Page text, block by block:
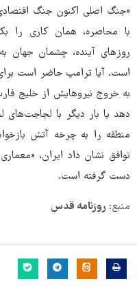
«جنگ اصلی اکنون جنگ
با محاصره، همان کاری را
روزهای آینده، چشمان جهان
است. آیا ترامپ حاضر است
به خروج نیروهایش از خلیج
دهد یا بار دیگر با لجاجت‌های
منطقه را به چرخه‌ آتش
توافق نشان داد ایران،
دست گرفته است.
منبع: روزنامه قدس